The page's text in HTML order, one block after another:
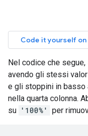
Nel codice che
avendo gli stessi
e gli stoppini in
nella quarta colonna.
su '100%' per